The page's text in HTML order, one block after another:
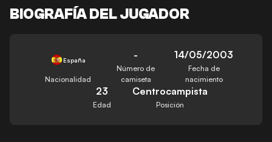
BIOGRAFÍA DEL JUGADOR
España
Nacionalidad
-
Número de
camiseta
14/05/2003
Fecha de
nacimiento
23
Edad
Centrocampista
Posición